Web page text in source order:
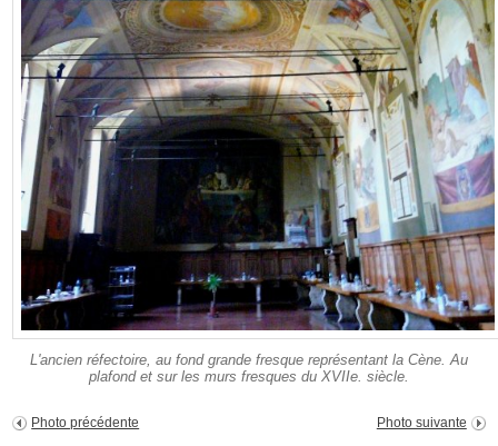
L'ancien réfectoire, au fond grande fresque représentant la Cène. Au
plafond et sur les murs fresques du XVIIe. siècle.
Photo précédente Photo suivante